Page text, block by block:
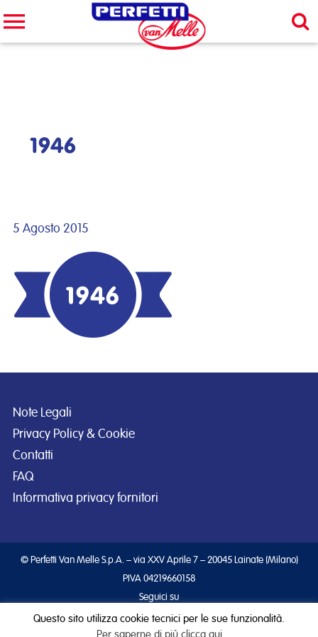
Cerca nel sito
1946
5 Agosto 2015
Note Legali
Privacy Policy & Cookie
Contatti
FAQ
Informativa privacy fornitori
© Perfetti Van Melle S.p.A. – via XXV Aprile 7 – 20045 Lainate (Milano)
PIVA 04219660158
Seguici su
Questo sito utilizza cookie tecnici per le sue funzionalità.
Per saperne di più clicca qui